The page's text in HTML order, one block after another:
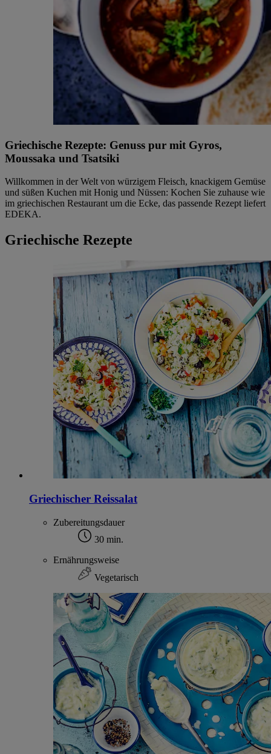
Griechische Rezepte: Genuss pur mit Gyros,
Moussaka und Tsatsiki
Willkommen in der Welt von würzigem Fleisch, knackigem Gemüse
und süßen Kuchen mit Honig und Nüssen: Kochen Sie zuhause wie
im griechischen Restaurant um die Ecke, das passende Rezept liefert
EDEKA.
Griechische Rezepte
Griechischer Reissalat
Zubereitungsdauer
30 min.
Ernährungsweise
Vegetarisch